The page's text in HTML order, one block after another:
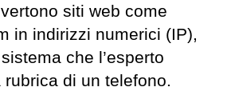
siti web come
in indirizzi numerici (IP),
che l’esperto
di un telefono.